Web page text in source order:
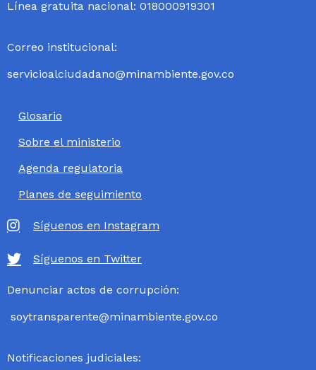
Línea gratuita nacional: 018000919301
Correo institucional:
servicioalciudadano@minambiente.gov.co
Glosario
Sobre el ministerio
Agenda regulatoria
Planes de seguimiento
Síguenos en Instagram
Síguenos en Twitter
Denunciar actos de corrupción:
soytransparente@minambiente.gov.co
Notificaciones judiciales: